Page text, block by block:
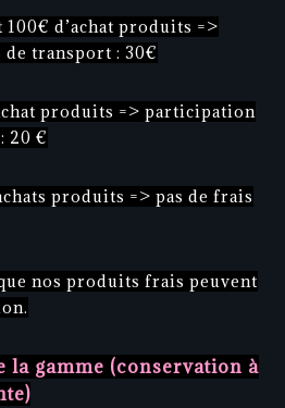
d’achat produits =>
transport : 30€
produits => participation
20 €
produits => pas de frais
nos produits frais peuvent
la gamme (conservation à